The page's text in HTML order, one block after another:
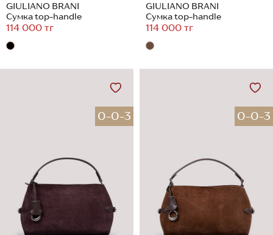
GIULIANO BRANI
Сумка top-handle
114 000 тг
GIULIANO BRANI
Сумка top-handle
114 000 тг
0-0-3 0-0-3